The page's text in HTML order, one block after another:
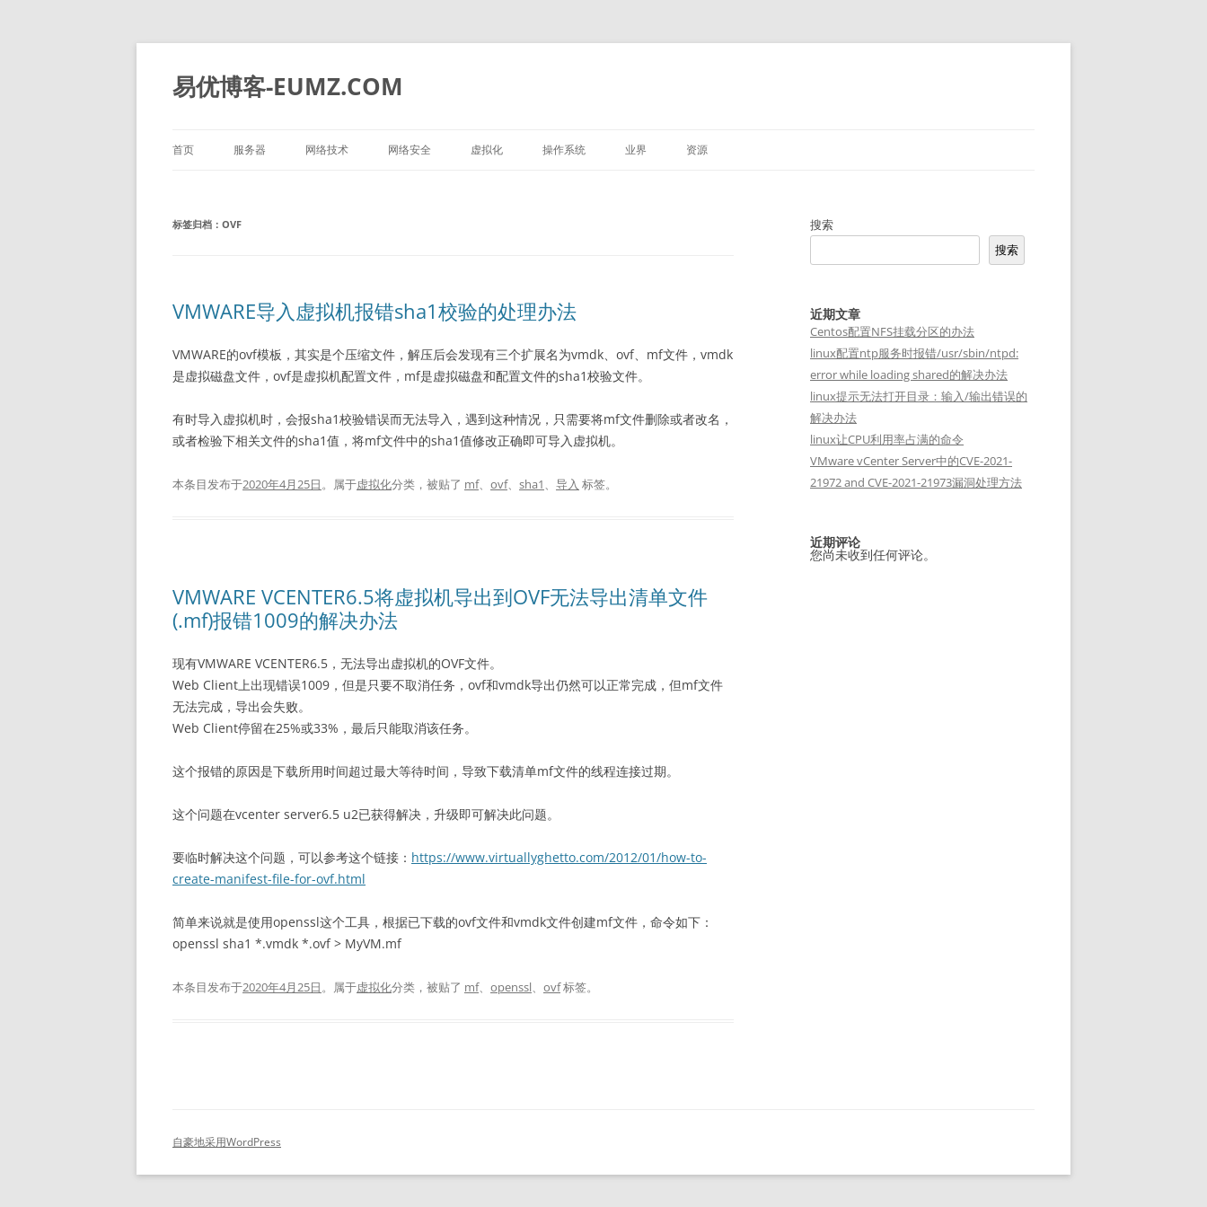
易优博客-EUMZ.COM
首页 服务器 网络技术 网络安全 虚拟化 操作系统 业界 资源
标签归档： OVF
VMWARE导入虚拟机报错sha1校验的处理办法
VMWARE的ovf模板，其实是个压缩文件，解压后会发现有三个扩展名为vmdk、ovf、mf文件，vmdk
是虚拟磁盘文件，ovf是虚拟机配置文件，mf是虚拟磁盘和配置文件的sha1校验文件。
有时导入虚拟机时，会报sha1校验错误而无法导入，遇到这种情况，只需要将mf文件删除或者改名，
或者检验下相关文件的sha1值，将mf文件中的sha1值修改正确即可导入虚拟机。
本条目发布于2020年4月25日。属于虚拟化分类，被贴了 mf、 ovf、 sha1、 导入 标签。
VMWARE VCENTER6.5将虚拟机导出到OVF无法导出清单文件
(.mf)报错1009的解决办法
现有VMWARE VCENTER6.5，无法导出虚拟机的OVF文件。
Web Client上出现错误1009，但是只要不取消任务，ovf和vmdk导出仍然可以正常完成，但mf文件
无法完成，导出会失败。
Web Client停留在25%或33%，最后只能取消该任务。
这个报错的原因是下载所用时间超过最大等待时间，导致下载清单mf文件的线程连接过期。
这个问题在vcenter server6.5 u2已获得解决，升级即可解决此问题。
要临时解决这个问题，可以参考这个链接： https://www.virtuallyghetto.com/2012/01/how-to-
create-manifest-file-for-ovf.html
简单来说就是使用openssl这个工具，根据已下载的ovf文件和vmdk文件创建mf文件，命令如下：
openssl sha1 *.vmdk *.ovf > MyVM.mf
本条目发布于2020年4月25日。属于虚拟化分类，被贴了 mf、 openssl、 ovf标签。
搜索
搜索
近期文章
Centos配置NFS挂载分区的办法
linux配置ntp服务时报错/usr/sbin/ntpd:
error while loading shared的解决办法
linux提示无法打开目录：输入/输出错误的
解决办法
linux让CPU利用率占满的命令
VMware vCenter Server中的CVE-2021-
21972 and CVE-2021-21973漏洞处理方法
近期评论
您尚未收到任何评论。
自豪地采用WordPress